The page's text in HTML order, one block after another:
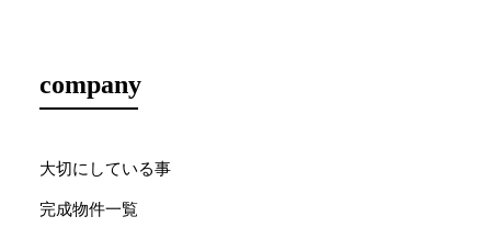
company
大切にしている事
完成物件一覧